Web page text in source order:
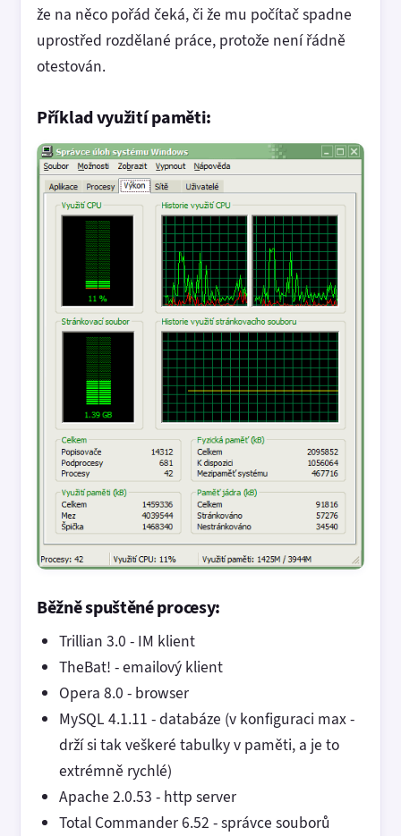
že na něco pořád čeká, či že mu počítač spadne
uprostřed rozdělané práce, protože není řádně
otestován.
Příklad využití paměti:
Běžně spuštěné procesy:
Trillian 3.0 - IM klient
TheBat! - emailový klient
Opera 8.0 - browser
MySQL 4.1.11 - databáze (v konfiguraci max -
drží si tak veškeré tabulky v paměti, a je to
extrémně rychlé)
Apache 2.0.53 - http server
Total Commander 6.52 - správce souborů